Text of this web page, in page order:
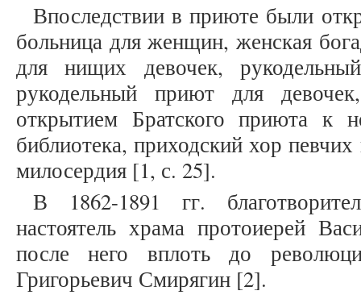
Впоследствии в приюте были
больница для женщин, женская
для нищих девочек,
рукодельный приют для
открытием Братского приюта к
библиотека, приходский хор
милосердия [1, с. 25].
В 1862-1891 гг.
настоятель храма протоиерей
после него вплоть до
Григорьевич Смирягин [2].